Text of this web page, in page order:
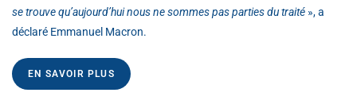
se trouve qu’aujourd’hui nous ne sommes pas parties du traité », a
déclaré Emmanuel Macron.
EN SAVOIR PLUS